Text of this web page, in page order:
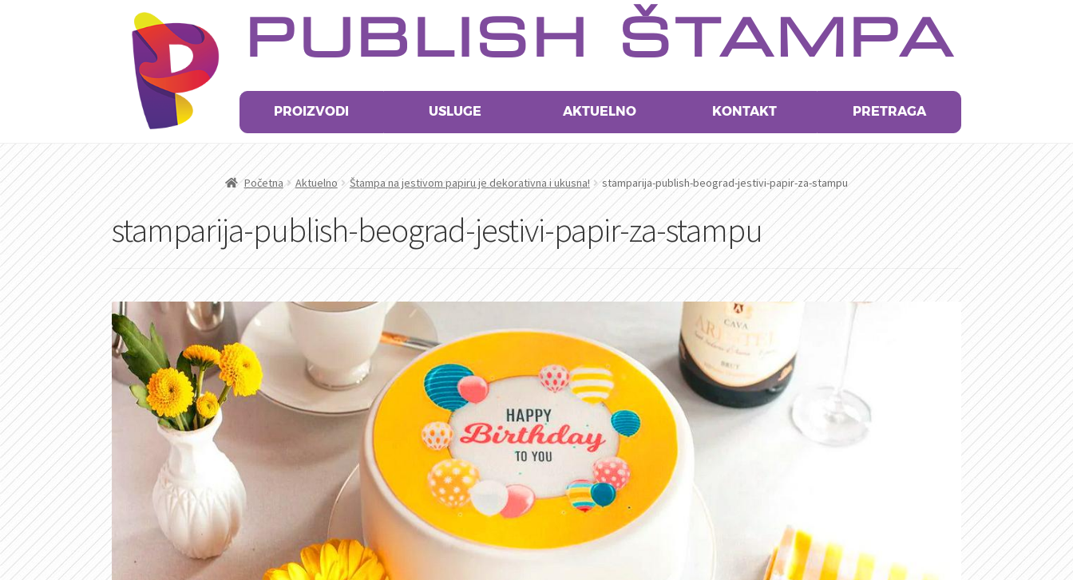
Preskoči
navigaciju
Skoči
sadržaj
PUBLISH ŠTAMPA
PROIZVODI USLUGE AKTUELNO KONTAKT PRETRAGA
Početna Aktuelno Štampa na jestivom papiru je dekorativna i ukusna! stamparija-publish-beograd-jestivi-papir-za-stampu
stamparija-publish-beograd-jestivi-papir-za-stampu